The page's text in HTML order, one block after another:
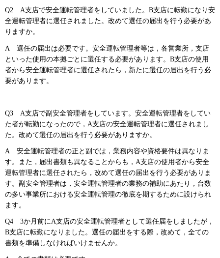
Q2 A支店で安全運転管理者をしていました。B支店に転勤になり安
全運転管理者に選任されました。改めて選任の届出を行う必要があ
りますか。
A 選任の届出は必要です。安全運転管理者等は，各営業所，支店
といった使用の本拠ごとに選任する必要があります。B支店の使用
者から安全運転管理者に選任されたら，新たに選任の届出を行う必
要があります。
Q3 A支店で副安全管理者をしています。安全運転管理者をしてい
た者が転勤になったので，A支店の安全運転管理者に選任されまし
た。改めて選任の届出を行う必要がありますか。
A 安全運転管理者の正と副では，業務内容や資格要件は異なりま
す。また，届出書類も異なることからも，A支店の使用者から安全
運転管理者に選任されたら，改めて選任の届出を行う必要がありま
す。副安全管理者は，安全運転管理者の業務の補助にあたり，台数
の多い事業所における安全運転管理の徹底を期するために設けられ
ます。
Q4 3か月前にA支店の安全運転管理者として選任届をしましたが，
B支店に転勤になりました。選任の届出をする際，改めて，全ての
書類を準備しなければいけませんか。